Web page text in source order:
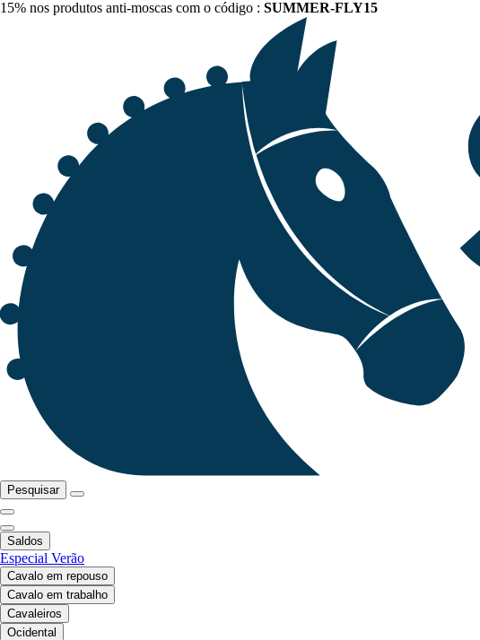
15% nos produtos anti-moscas com o código : SUMMER-FLY15
Pesquisar
Saldos
Especial Verão
Cavalo em repouso
Cavalo em trabalho
Cavaleiros
Ocidental